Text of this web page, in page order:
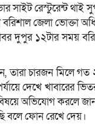
সাইট রেস্টুরেন্ট
বরিশাল জেলা ভোক্তা
দুপুর ১২টার সময়
তারা চারজন মিলে গত
দেখে খাবারের
অভিযোগ করলে
বলে ফোন রেখে দেয়।